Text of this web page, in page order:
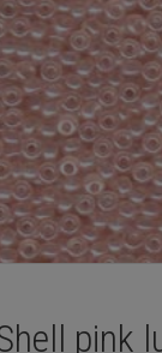
pink